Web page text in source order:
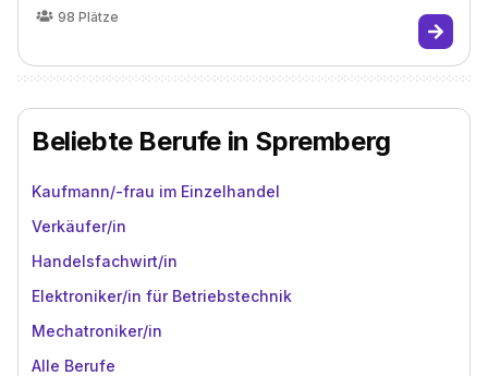
98 Plätze
Beliebte Berufe in Spremberg
Kaufmann/-frau im Einzelhandel
Verkäufer/in
Handelsfachwirt/in
Elektroniker/in für Betriebstechnik
Mechatroniker/in
Alle Berufe